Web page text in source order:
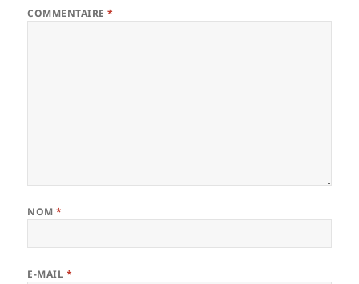
COMMENTAIRE*
NOM*
E-MAIL *